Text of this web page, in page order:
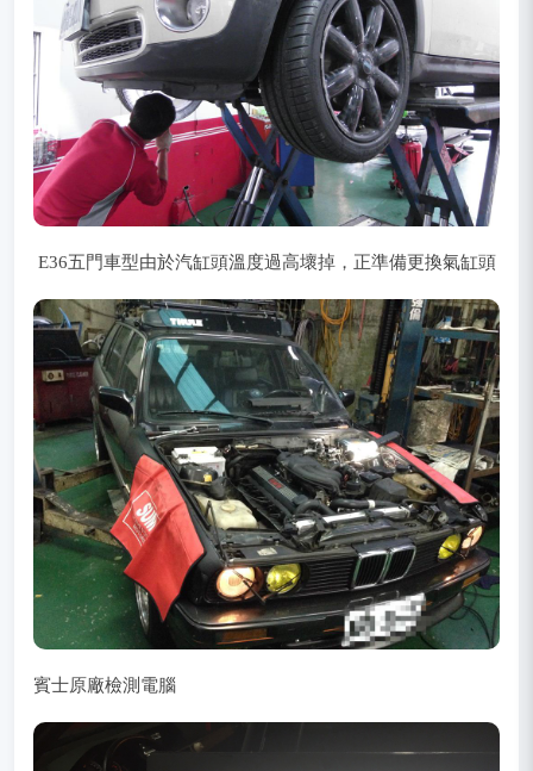
E36五門車型由於汽缸頭溫度過高壞掉，正準備更換氣缸頭
賓士原廠檢測電腦